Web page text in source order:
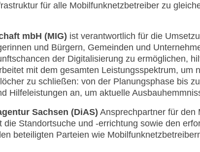
für alle Mobilfunknetzbetreiber zu
mbH (MIG) ist verantwortlich für die
und Bürgern, Gemeinden und
der Digitalisierung zu ermöglichen,
mit dem gesamten Leistungsspektrum, um
zu schließen: von der Planungsphase bis
Hilfeleistungen an, um aktuelle
Sachsen (DiAS) Ansprechpartner für den
die Standortsuche und -errichtung sowie den
beteiligten Parteien wie